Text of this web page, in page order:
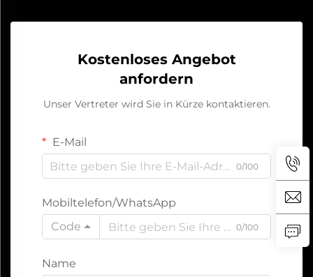
Kostenloses Angebot
anfordern
Unser Vertreter wird Sie in Kürze kontaktieren.
E-Mail
0/100
Mobiltelefon/WhatsApp
Code
0/100
Name